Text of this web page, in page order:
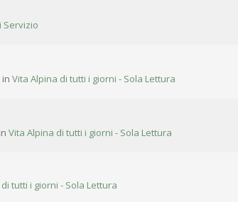
Servizio
in Vita Alpina di tutti i giorni - Sola Lettura
Vita Alpina di tutti i giorni - Sola Lettura
tutti i giorni - Sola Lettura